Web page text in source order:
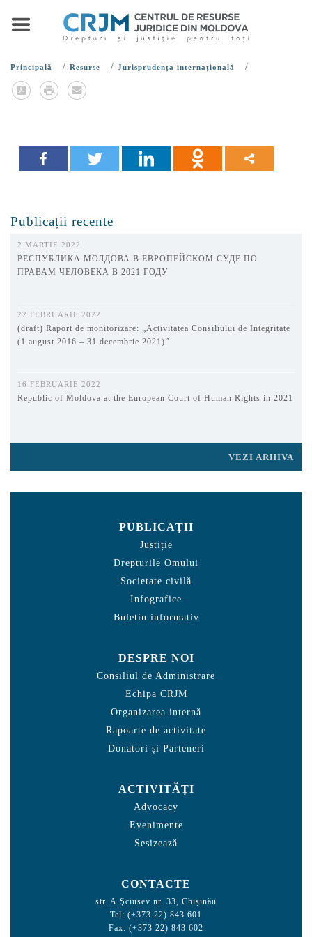
Principală / Resurse / Jurisprudența internațională /
Publicații recente
2 MARTIE 2022
РЕСПУБЛИКА МОЛДОВА В ЕВРОПЕЙСКОМ СУДЕ ПО
ПРАВАМ ЧЕЛОВЕКА В 2021 ГОДУ
22 FEBRUARIE 2022
(draft) Raport de monitorizare: „Activitatea Consiliului de Integritate
(1 august 2016 – 31 decembrie 2021)”
16 FEBRUARIE 2022
Republic of Moldova at the European Court of Human Rights in 2021
VEZI ARHIVA
PUBLICAȚII
Justiție
Drepturile Omului
Societate civilă
Infografice
Buletin informativ
DESPRE NOI
Consiliul de Administrare
Echipa CRJM
Organizarea internă
Rapoarte de activitate
Donatori și Parteneri
ACTIVITĂȚI
Advocacy
Evenimente
Sesizează
CONTACTE
str. A.Şciusev nr. 33, Chișinău
Tel: (+373 22) 843 601
Fax: (+373 22) 843 602